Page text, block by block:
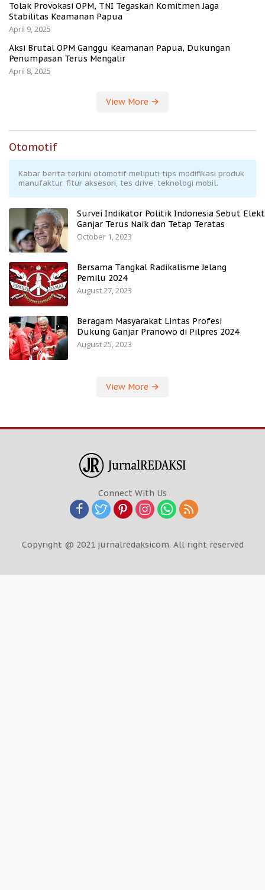
Tolak Provokasi OPM, TNI Tegaskan Komitmen Jaga
Stabilitas Keamanan Papua
April 9, 2025
Aksi Brutal OPM Ganggu Keamanan Papua, Dukungan
Penumpasan Terus Mengalir
April 8, 2025
View More
Otomotif
Kabar berita terkini otomotif meliputi tips modifikasi produk
manufaktur, fitur aksesori, tes drive, teknologi mobil.
Survei Indikator Politik Indonesia Sebut
Ganjar Terus Naik dan Tetap Teratas
October 1, 2023
Bersama Tangkal Radikalisme Jelang
Pemilu 2024
August 27, 2023
Beragam Masyarakat Lintas Profesi
Dukung Ganjar Pranowo di Pilpres 2024
August 25, 2023
View More
Connect With Us
Copyright @ 2021 jurnalredaksicom. All right reserved